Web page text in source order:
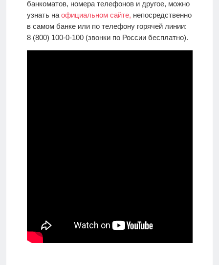
банкоматов, номера телефонов и другое, можно
узнать на официальном сайте, непосредственно
в самом банке или по телефону горячей линии:
8 (800) 100-0-100 (звонки по России бесплатно).